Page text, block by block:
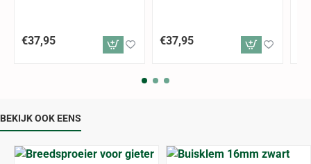
€37,95 €37,95
BEKIJK OOK EENS